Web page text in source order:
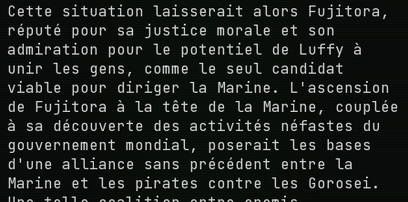
Cette situation laisserait alors Fujitora,
réputé pour sa justice morale et son
admiration pour le potentiel de Luffy à
unir les gens, comme le seul candidat
viable pour diriger la Marine. L'ascension
de Fujitora à la tête de la Marine, couplée
à sa découverte des activités néfastes du
gouvernement mondial, poserait les bases
d'une alliance sans précédent entre la
Marine et les pirates contre les Gorosei.